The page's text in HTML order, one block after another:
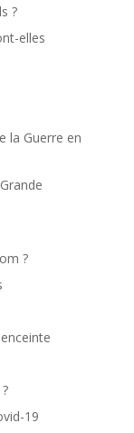
?
elles
la Guerre en
?
19